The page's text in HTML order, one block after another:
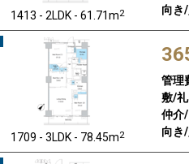
1413 - 2LDK - 61.71m2
向き
1709 - 3LDK - 78.45m2
管理
敷/礼
仲介/
向き